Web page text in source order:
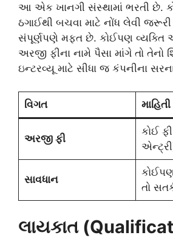
આ એક ખાનગી સંસ્થામાં ભરતી છે.
ઠગાઈથી બચવા માટે નોંધ લેવી
સંપૂર્ણપણે મફત છે. કોઈપણ
અરજી ફીના નામે પૈસા માંગે તો તેનો
ઇન્ટરવ્યૂ માટે સીધા જ કંપનીના
વિગત માહિતી
અરજી ફી
કોઈ
સાવધાન
તો
લાયકાત